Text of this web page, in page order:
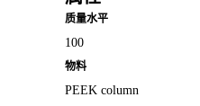
质量水平
100
物料
PEEK column